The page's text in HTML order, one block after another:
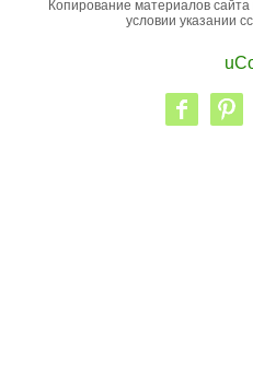
Копирование материалов
условии указании